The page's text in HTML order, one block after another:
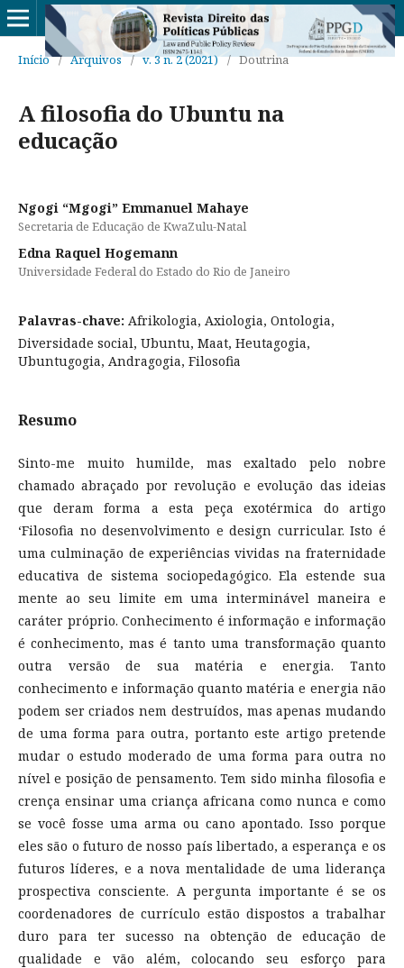
Início / Arquivos / v. 3 n. 2 (2021) / Doutrina
A filosofia do Ubuntu na
educação
Ngogi “Mgogi” Emmanuel Mahaye
Secretaria de Educação de KwaZulu-Natal
Edna Raquel Hogemann
Universidade Federal do Estado do Rio de Janeiro
Palavras-chave: Afrikologia, Axiologia, Ontologia,
Diversidade social, Ubuntu, Maat, Heutagogia,
Ubuntugogia, Andragogia, Filosofia
Resumo
Sinto-me muito humilde, mas exaltado pelo nobre
chamado abraçado por revolução e evolução das ideias
que deram forma a esta peça exotérmica do artigo
‘Filosofia no desenvolvimento e design curricular. Isto é
uma culminação de experiências vividas na fraternidade
educativa de sistema sociopedagógico. Ela estende sua
mente ao seu limite em uma interminável maneira e
caráter próprio. Conhecimento é informação e informação
é conhecimento, mas é tanto uma transformação quanto
outra versão de sua matéria e energia. Tanto
conhecimento e informação quanto matéria e energia não
podem ser criados nem destruídos, mas apenas mudando
de uma forma para outra, portanto este artigo pretende
mudar o estudo moderado de uma forma para outra no
nível e posição de pensamento. Tem sido minha filosofia e
crença ensinar uma criança africana como nunca e como
se você fosse uma arma ou cano apontado. Isso porque
eles são o futuro de nosso país libertado, a esperança e os
futuros líderes, e a nova mentalidade de uma liderança
prospectiva consciente. A pergunta importante é se os
coordenadores de currículo estão dispostos a trabalhar
duro para ter sucesso na obtenção de educação de
qualidade e vão além, colocando seu esforço para